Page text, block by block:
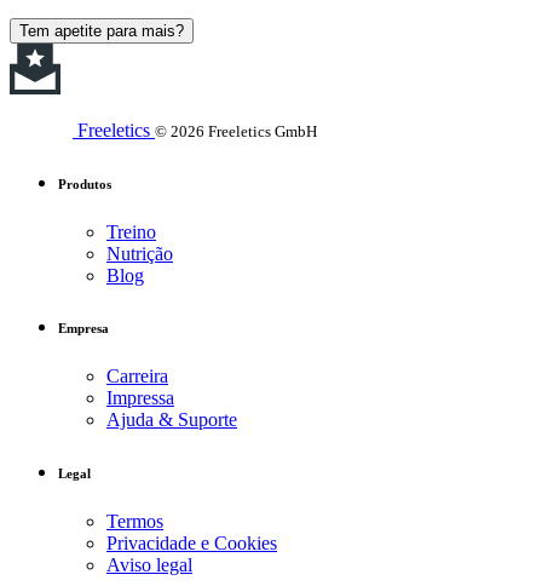
Tem apetite para mais?
Freeletics © 2026 Freeletics GmbH
Produtos
Treino
Nutrição
Blog
Empresa
Carreira
Impressa
Ajuda & Suporte
Legal
Termos
Privacidade e Cookies
Aviso legal